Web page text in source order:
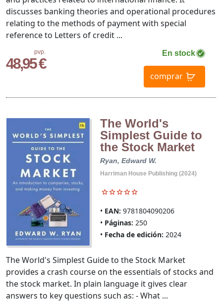
pvp.
48,95 €
En stock
comprar
discusses banking theories and operational procedures
relating to the methods of payment with special
reference to Letters of credit ...
The World's
Simplest Guide to
the Stock Market
Ryan, Edward W.
Harriman House Publishing (2024)
EAN: 9781804090206
Páginas: 250
Fecha de edición: 2024
The World's Simplest Guide to the Stock Market
provides a crash course on the essentials of stocks and
the stock market. In plain language it gives clear
answers to key questions such as: - What ...